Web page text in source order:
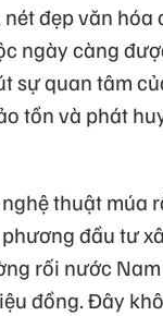
đẹp văn hóa
ngày càng
sự quan tâm
tồn và phát
thuật múa
đầu tư
rối nước
đồng. Đây